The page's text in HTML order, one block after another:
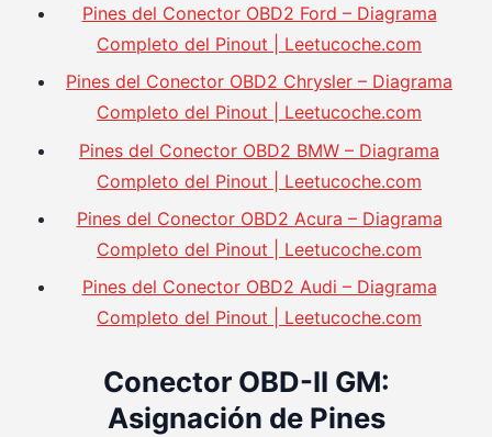
Pines del Conector OBD2 Ford – Diagrama
Completo del Pinout | Leetucoche.com
Pines del Conector OBD2 Chrysler – Diagrama
Completo del Pinout | Leetucoche.com
Pines del Conector OBD2 BMW – Diagrama
Completo del Pinout | Leetucoche.com
Pines del Conector OBD2 Acura – Diagrama
Completo del Pinout | Leetucoche.com
Pines del Conector OBD2 Audi – Diagrama
Completo del Pinout | Leetucoche.com
Conector OBD-II GM:
Asignación de Pines